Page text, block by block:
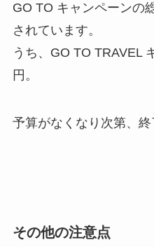
GO TO キャンペーンの
されています。
うち、GO TO TRAVEL
円。
予算がなくなり次第、終
その他の注意点